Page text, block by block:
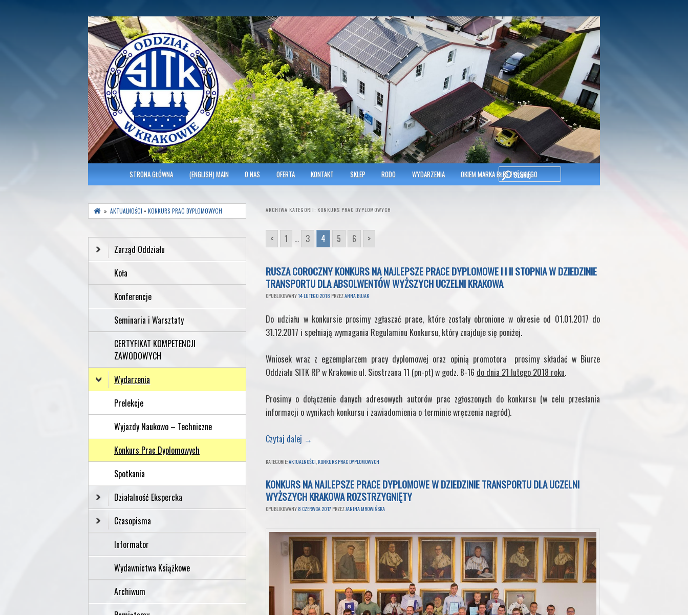
SITK RP Oddział w KRAKOWIE
Polish Association of Engineers & Technicians of Transportation
MENU GŁÓWNESTRONA GŁÓWNA (ENGLISH) MAIN O NAS OFERTA KONTAKT SKLEP RODO WYDARZENIA OKIEM MARKA BŁESZYŃSKIEGO
ARCHIWA KATEGORII: KONKURS PRAC DYPLOMOWYCH
< 1 ... 3 4 5 6 >
RUSZA COROCZNY KONKURS NA NAJLEPSZE PRACE DYPLOMOWE I I II STOPNIA W DZIEDZINIE
TRANSPORTU DLA ABSOLWENTÓW WYŻSZYCH UCZELNI KRAKOWA
OPUBLIKOWANY14 LUTEGO 2018 PRZEZANNA BUJAK
Do udziału w konkursie prosimy zgłaszać prace, które zostały obronione w okresie od 01.01.2017 do
31.12.2017 i spełniają wymagania Regulaminu Konkursu, który znajduje się poniżej.
Wniosek wraz z egzemplarzem pracy dyplomowej oraz opinią promotora prosimy składać w Biurze
Oddziału SITK RP w Krakowie ul. Siostrzana 11 (pn-pt) w godz. 8-16 do dnia 21 lutego 2018 roku.
Prosimy o dołączenie danych adresowych autorów prac zgłoszonych do konkursu (w celu przesłania
informacji o wynikach konkursu i zawiadomienia o terminie wręczenia nagród).
Czytaj dalej →
KATEGORIE:AKTUALNOŚCI KONKURS PRAC DYPLOMOWYCH
KONKURS NA NAJLEPSZE PRACE DYPLOMOWE W DZIEDZINIE TRANSPORTU DLA UCZELNI
WYŻSZYCH KRAKOWA ROZSTRZYGNIĘTY
OPUBLIKOWANY 8 CZERWCA 2017 PRZEZJANINA MROWIŃSKA
» AKTUALNOŚCI • KONKURS PRAC DYPLOMOWYCH
Zarząd Oddziału
Koła
Konferencje
Seminaria i Warsztaty
CERTYFIKAT KOMPETENCJI
ZAWODOWYCH
Wydarzenia
Prelekcje
Wyjazdy Naukowo – Techniczne
Konkurs Prac Dyplomowych
Spotkania
Działalność Ekspercka
Czasopisma
Informator
Wydawnictwa Książkowe
Archiwum